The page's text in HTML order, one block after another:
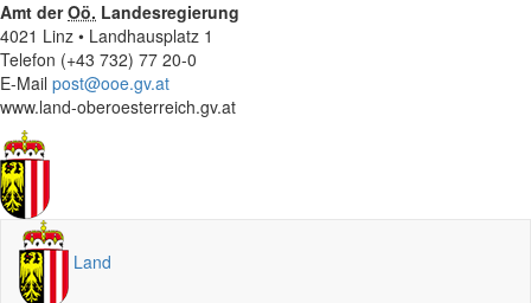
Amt derOö. Landesregierung
4021 Linz • Landhausplatz 1
Telefon (+43 732) 77 20-0
E-Mail post@ooe.gv.at
www.land-oberoesterreich.gv.at
Land